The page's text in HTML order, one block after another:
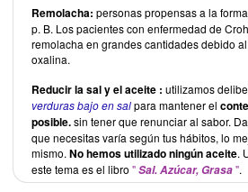
Remolacha: personas propensas a la
p. B. Los pacientes con enfermedad de
remolacha en grandes cantidades debido
oxalina.
Reducir la sal y el aceite : utilizamos
verduras bajo en salpara mantener el
posible.sin tener que renunciar al sabor.
que necesitas varía según tus hábitos, lo
mismo. No hemos utilizado ningún aceite.
este tema es el libro "Sal. Azúcar, Grasa".